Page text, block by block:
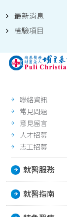
最新消息
檢驗項目
聯絡資訊
常見問題
意見留言
人才招募
志工招募
就醫服務
就醫指南